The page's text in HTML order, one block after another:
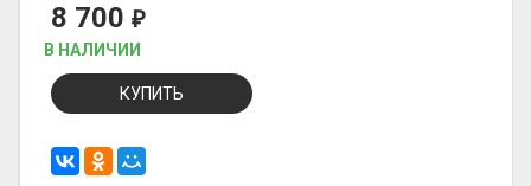
8 700 ₽
В НАЛИЧИИ
КУПИТЬ